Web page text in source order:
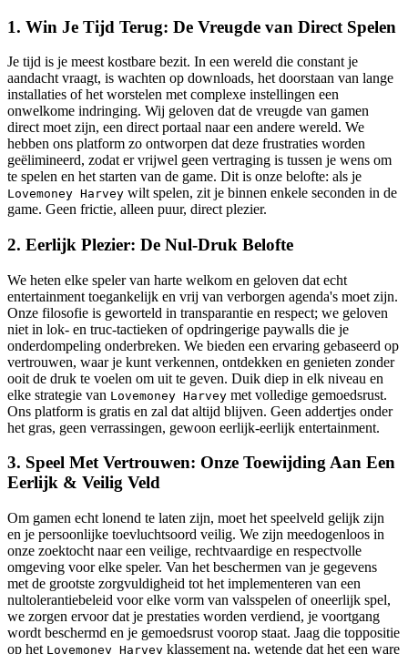
1. Win Je Tijd Terug: De Vreugde van Direct Spelen
Je tijd is je meest kostbare bezit. In een wereld die constant je
aandacht vraagt, is wachten op downloads, het doorstaan van lange
installaties of het worstelen met complexe instellingen een
onwelkome indringing. Wij geloven dat de vreugde van gamen
direct moet zijn, een direct portaal naar een andere wereld. We
hebben ons platform zo ontworpen dat deze frustraties worden
geëlimineerd, zodat er vrijwel geen vertraging is tussen je wens om
te spelen en het starten van de game. Dit is onze belofte: als je
Lovemoney Harvey wilt spelen, zit je binnen enkele seconden in de
game. Geen frictie, alleen puur, direct plezier.
2. Eerlijk Plezier: De Nul-Druk Belofte
We heten elke speler van harte welkom en geloven dat echt
entertainment toegankelijk en vrij van verborgen agenda's moet zijn.
Onze filosofie is geworteld in transparantie en respect; we geloven
niet in lok- en truc-tactieken of opdringerige paywalls die je
onderdompeling onderbreken. We bieden een ervaring gebaseerd op
vertrouwen, waar je kunt verkennen, ontdekken en genieten zonder
ooit de druk te voelen om uit te geven. Duik diep in elk niveau en
elke strategie van Lovemoney Harvey met volledige gemoedsrust.
Ons platform is gratis en zal dat altijd blijven. Geen addertjes onder
het gras, geen verrassingen, gewoon eerlijk-eerlijk entertainment.
3. Speel Met Vertrouwen: Onze Toewijding Aan Een
Eerlijk & Veilig Veld
Om gamen echt lonend te laten zijn, moet het speelveld gelijk zijn
en je persoonlijke toevluchtsoord veilig. We zijn meedogenloos in
onze zoektocht naar een veilige, rechtvaardige en respectvolle
omgeving voor elke speler. Van het beschermen van je gegevens
met de grootste zorgvuldigheid tot het implementeren van een
nultolerantiebeleid voor elke vorm van valsspelen of oneerlijk spel,
we zorgen ervoor dat je prestaties worden verdiend, je voortgang
wordt beschermd en je gemoedsrust voorop staat. Jaag die toppositie
op het Lovemoney Harvey klassement na, wetende dat het een ware